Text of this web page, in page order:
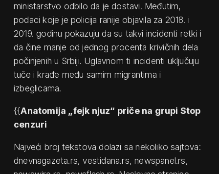
ministarstvo odbilo da je dostavi. Međutim,
podaci koje je policija ranije objavila za 2018. i
2019. godinu pokazuju da su takvi incidenti retki i
da čine manje od jednog procenta krivičnih dela
počinjenih u Srbiji. Uglavnom ti incidenti uključuju
tuče i krađe među samim migrantima i
izbeglicama.
{{Anatomija „fejk njuz“ priče na grupi Stop
cenzuri
Najveći broj tekstova dolazi sa nekoliko sajtova:
dnevnagazeta.rs, vestidana.rs, newspanel.rs,